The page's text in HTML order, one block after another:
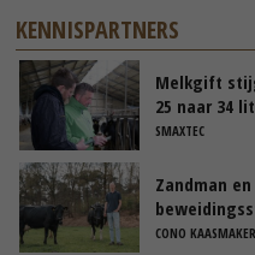
KENNISPARTNERS
Melkgift
25 naar 34
SMAXTEC
Zandman
CONO